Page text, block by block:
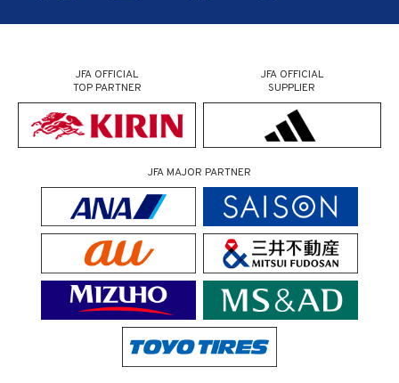
JFA OFFICIAL
TOP PARTNER
JFA OFFICIAL
SUPPLIER
JFA MAJOR PARTNER